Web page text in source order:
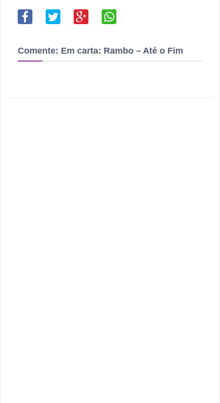
Comente: Em carta: Rambo – Até o Fim